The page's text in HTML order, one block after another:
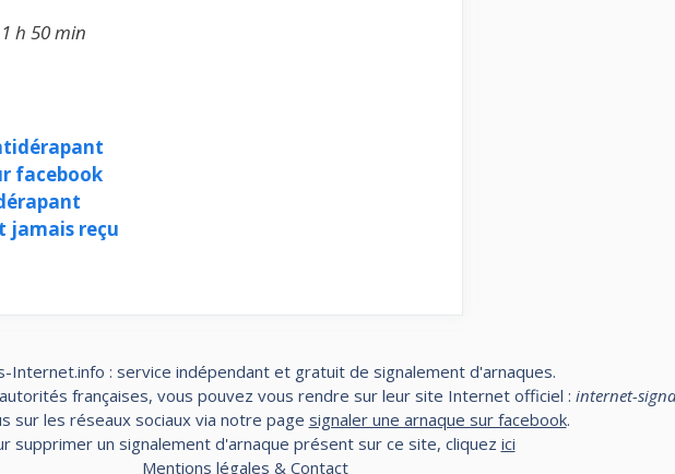
h 50 min
facebook
jamais reçu
Internet.info : service indépendant et gratuit de signalement d'arnaques.
françaises, vous pouvez vous rendre sur leur site Internet officiel : internet-
sur les réseaux sociaux via notre page signaler une arnaque sur facebook.
supprimer un signalement d'arnaque présent sur ce site, cliquez ici
Mentions légales & Contact